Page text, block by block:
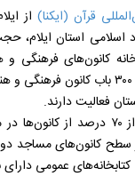
قرآن (ایکنا) از
اسلامی استان ایلام،
کانون‌های فرهنگی
اظهار کرد: در حال حاضر ٣٠٠ باب
فعالیت دارند.
وی با بیان اینکه بیش از ٧٠
سطح کانون‌های مساجد دو